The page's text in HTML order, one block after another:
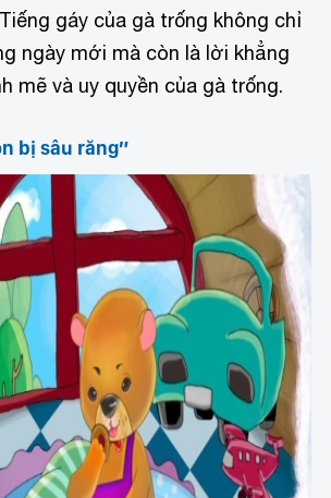
gáy của gà trống không chỉ
ngày mới mà còn là lời khẳng
mẽ và uy quyền của gà trống.
bị sâu răng”